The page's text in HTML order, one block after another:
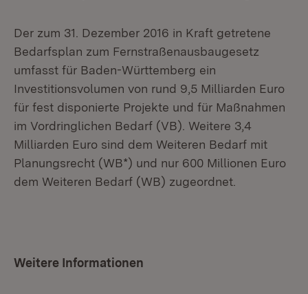
Der zum 31. Dezember 2016 in Kraft getretene
Bedarfsplan zum Fernstraßenausbaugesetz
umfasst für Baden-Württemberg ein
Investitionsvolumen von rund 9,5 Milliarden Euro
für fest disponierte Projekte und für Maßnahmen
im Vordringlichen Bedarf (VB). Weitere 3,4
Milliarden Euro sind dem Weiteren Bedarf mit
Planungsrecht (WB*) und nur 600 Millionen Euro
dem Weiteren Bedarf (WB) zugeordnet.
Weitere Informationen